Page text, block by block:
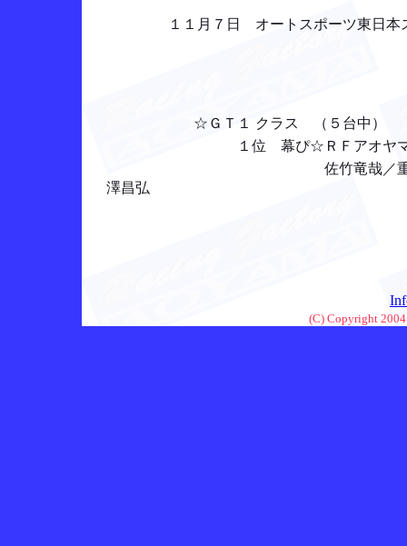
１１月７日 オートスポーツ東日本ス
☆ＧＴ１ クラス （５台中）
１位 幕ぴ☆ＲＦアオヤマ
佐竹竜哉／重岡辰徳／山中
澤昌弘
(C) Copyright